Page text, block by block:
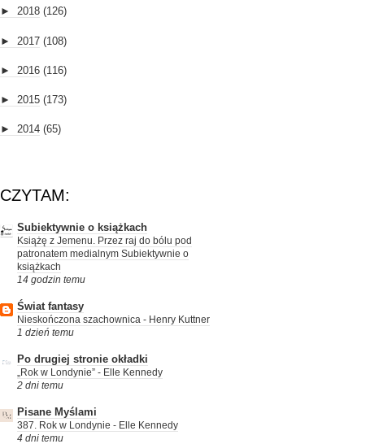
► 2018 (126)
► 2017 (108)
► 2016 (116)
► 2015 (173)
► 2014 (65)
CZYTAM:
Subiektywnie o książkach
Książę z Jemenu. Przez raj do bólu pod
patronatem medialnym Subiektywnie o
książkach
14 godzin temu
Świat fantasy
Nieskończona szachownica - Henry Kuttner
1 dzień temu
Po drugiej stronie okładki
„Rok w Londynie” - Elle Kennedy
2 dni temu
Pisane Myślami
387. Rok w Londynie - Elle Kennedy
4 dni temu